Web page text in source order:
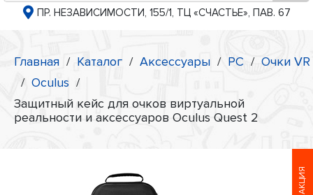
ПР. НЕЗАВИСИМОСТИ, 155/1, ТЦ «СЧАСТЬЕ», ПАВ. 67
Главная / Каталог / Аксессуары / PC / Очки VR
/ Oculus /
Защитный кейс для очков виртуальной
реальности и аксессуаров Oculus Quest 2
АКЦИЯ